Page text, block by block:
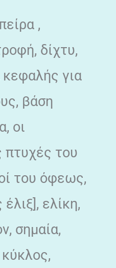
,
δίχτυ,
κεφαλής για
βάση
οι
πτυχές του
του όφεως,
ελίκη,
σημαία,
κύκλος,